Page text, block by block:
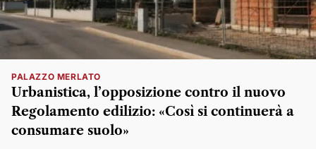
PALAZZO MERLATO
Urbanistica, l’opposizione contro il nuovo
Regolamento edilizio: «Così si continuerà a
consumare suolo»